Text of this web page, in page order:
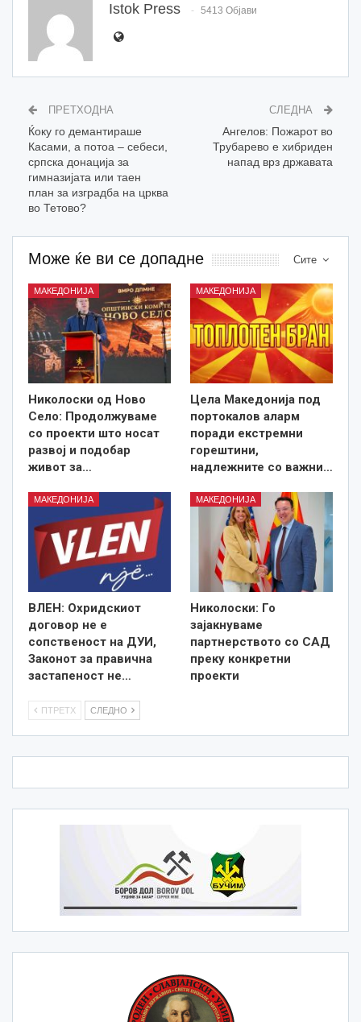
Istok Press 5413 Објави
ПРЕТХОДНА
Ќоку го демантираше
Касами, а потоа – себеси,
српска донација за
гимназијата или таен
план за изградба на црква
во Тетово?
СЛЕДНА
Ангелов: Пожарот во
Трубарево е хибриден
напад врз државата
Сите
Може ќе ви се допадне
МАКЕДОНИЈА
Николоски од Ново
Село: Продолжуваме
со проекти што носат
развој и подобар
живот за…
МАКЕДОНИЈА
Цела Македонија под
портокалов аларм
поради екстремни
горештини,
надлежните со важни…
МАКЕДОНИЈА
ВЛЕН: Охридскиот
договор не е
сопственост на ДУИ,
Законот за правична
застапеност не…
МАКЕДОНИЈА
Николоски: Го
зајакнуваме
партнерството со САД
преку конкретни
проекти
ПТРЕТХ СЛЕДНО